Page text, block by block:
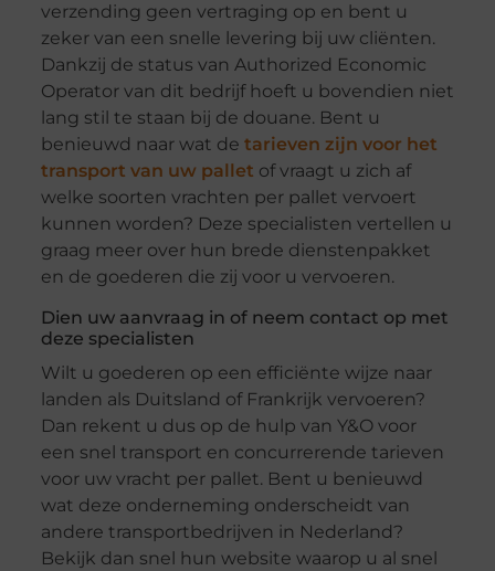
verzending geen vertraging op en bent u
zeker van een snelle levering bij uw cliënten.
Dankzij de status van Authorized Economic
Operator van dit bedrijf hoeft u bovendien niet
lang stil te staan bij de douane. Bent u
benieuwd naar wat de tarieven zijn voor het
transport van uw pallet of vraagt u zich af
welke soorten vrachten per pallet vervoert
kunnen worden? Deze specialisten vertellen u
graag meer over hun brede dienstenpakket
en de goederen die zij voor u vervoeren.
Dien uw aanvraag in of neem contact op met
deze specialisten
Wilt u goederen op een efficiënte wijze naar
landen als Duitsland of Frankrijk vervoeren?
Dan rekent u dus op de hulp van Y&O voor
een snel transport en concurrerende tarieven
voor uw vracht per pallet. Bent u benieuwd
wat deze onderneming onderscheidt van
andere transportbedrijven in Nederland?
Bekijk dan snel hun website waarop u al snel